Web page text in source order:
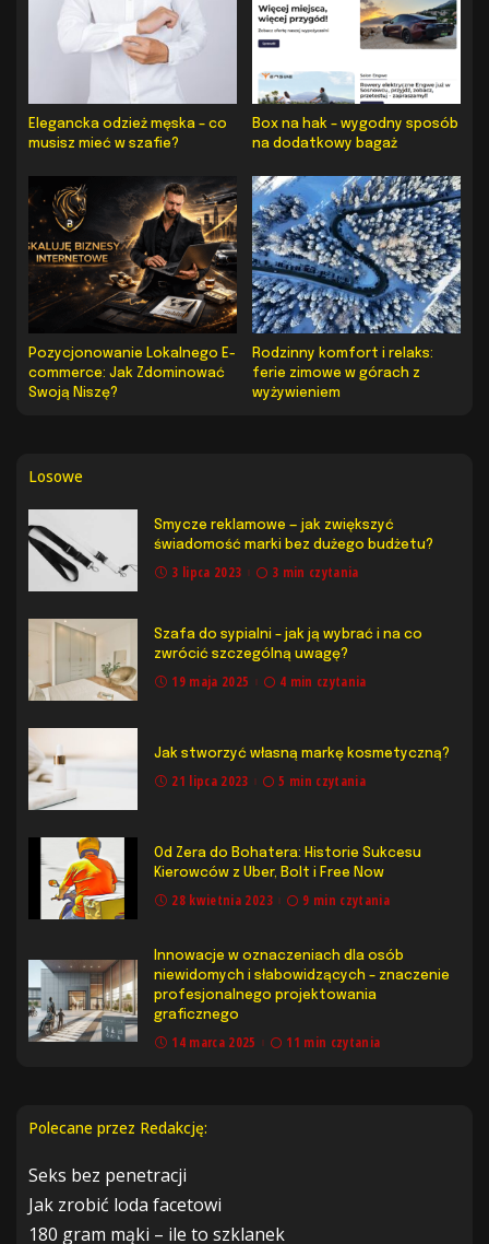
Elegancka odzież męska – co
musisz mieć w szafie?
Box na hak – wygodny sposób
na dodatkowy bagaż
Pozycjonowanie Lokalnego E-
commerce: Jak Zdominować
Swoją Niszę?
Rodzinny komfort i relaks:
ferie zimowe w górach z
wyżywieniem
Losowe
Smycze reklamowe — jak zwiększyć
świadomość marki bez dużego budżetu?
3 lipca 2023 3 min czytania
Szafa do sypialni – jak ją wybrać i na co
zwrócić szczególną uwagę?
19 maja 2025 4 min czytania
Jak stworzyć własną markę kosmetyczną?
21 lipca 2023 5 min czytania
Od Zera do Bohatera: Historie Sukcesu
Kierowców z Uber, Bolt i Free Now
28 kwietnia 2023 9 min czytania
Innowacje w oznaczeniach dla osób
niewidomych i słabowidzących – znaczenie
profesjonalnego projektowania
graficznego
14 marca 2025 11 min czytania
Polecane przez Redakcję:
Seks bez penetracji
Jak zrobić loda facetowi
180 gram mąki – ile to szklanek